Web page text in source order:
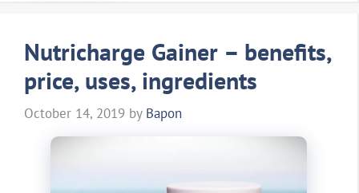
Nutricharge Gainer – benefits,
price, uses, ingredients
October 14, 2019 by Bapon